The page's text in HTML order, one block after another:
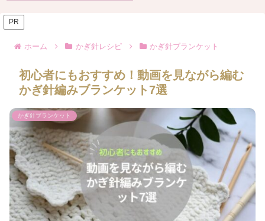
PR
ホーム かぎ針レシピ かぎ針ブランケット
初心者にもおすすめ！動画を見ながら編む
かぎ針編みブランケット7選
かぎ針ブランケット